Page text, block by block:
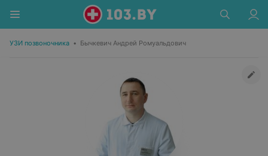
УЗИ позвоночника • Бычкевич Андрей Ромуальдович